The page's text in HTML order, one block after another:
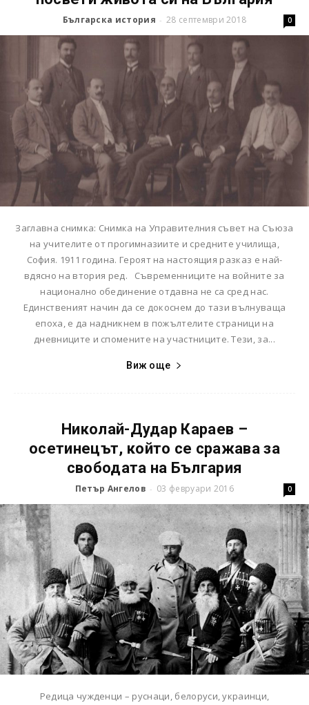
Българска история - 28 септември 2018 0
Заглавна снимка: Снимка на Управителния съвет на Съюза
на учителите от прогимназиите и средните училища,
София. 1911 година. Героят на настоящия разказ е най-
вдясно на втория ред. Съвременниците на войните за
национално обединение отдавна не са сред нас.
Единственият начин да се докоснем до тази вълнуваща
епоха, е да надникнем в пожълтелите страници на
дневниците и спомените на участниците. Тези, за...
Виж още
Николай-Дудар Караев –
осетинецът, който се сражава за
свободата на България
Петър Ангелов - 03 февруари 2016 0
Редица чужденци – руснаци, белоруси, украинци,